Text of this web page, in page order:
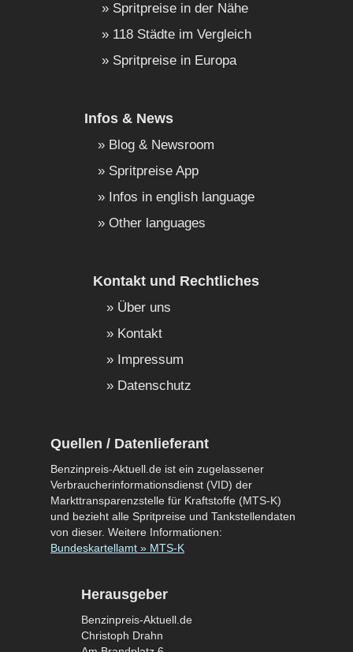
Spritpreise in der Nähe
118 Städte im Vergleich
Spritpreise in Europa
Infos & News
Blog & Newsroom
Spritpreise App
Infos in english language
Other languages
Kontakt und Rechtliches
Über uns
Kontakt
Impressum
Datenschutz
Quellen / Datenlieferant
Benzinpreis-Aktuell.de ist ein zugelassener
Verbraucherinformationsdienst (VID) der
Markttransparenzstelle für Kraftstoffe (MTS-K)
und bezieht alle Spritpreise und Tankstellendaten
von dieser. Weitere Informationen:
Bundeskartellamt » MTS-K
Herausgeber
Benzinpreis-Aktuell.de
Christoph Drahn